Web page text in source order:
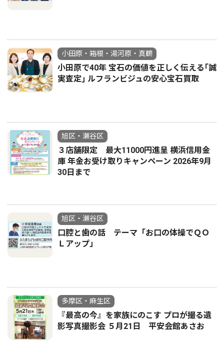
小田原・箱根・湯河原・真鶴
小田原で40年 宝石の価値を正しく伝える｢誠
実査定｣ ルフランビジュの安心宝石買取
旭区・瀬谷区
３店舗限定 最大11000円進呈 横浜信用金
庫 年金お受け取りキャンペーン 2026年9月
30日まで
旭区・瀬谷区
口腔と歯の話 テーマ「お口の体操でＱＯ
Ｌアップ」
多摩区・麻生区
『最高の今』を家族にのこす プロが撮る遺
影写真撮影会 ５月21日 平安会館あさお